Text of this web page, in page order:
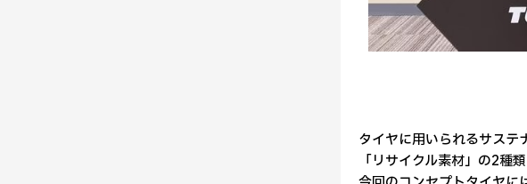
タイヤに用いられるサステ
「リサイクル素材」の2種